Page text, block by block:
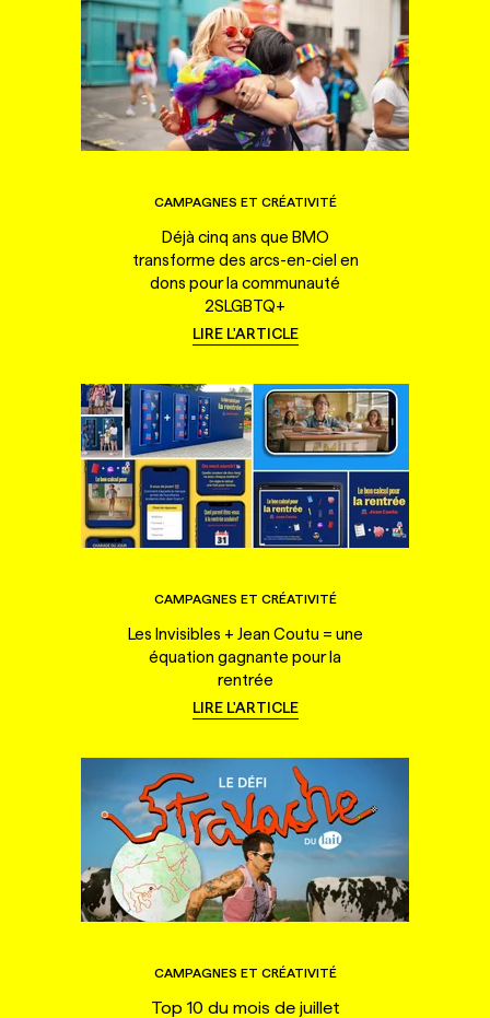
CAMPAGNES ET CRÉATIVITÉ
Déjà cinq ans que BMO
transforme des arcs-en-ciel en
dons pour la communauté
2SLGBTQ+
LIRE L'ARTICLE
CAMPAGNES ET CRÉATIVITÉ
Les Invisibles + Jean Coutu = une
équation gagnante pour la
rentrée
LIRE L'ARTICLE
CAMPAGNES ET CRÉATIVITÉ
Top 10 du mois de juillet